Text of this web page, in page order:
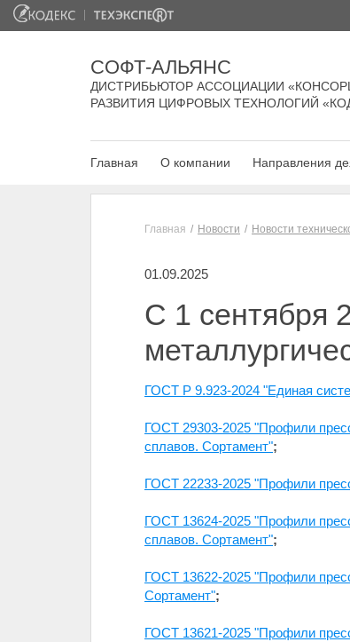
СОФТ-АЛЬЯНС
ДИСТРИБЬЮТОР АССОЦИАЦИИ
РАЗВИТИЯ ЦИФРОВЫХ ТЕХНОЛОГИЙ
Главная О компании Направления
Главная Новости Новости
01.09.2025
С 1 сентября
ГОСТ Р 9.923-2024 "Единая
ГОСТ 29303-2025 "Профили
сплавов. Сортамент";
ГОСТ 22233-2025 "Профили
ГОСТ 13624-2025 "Профили
сплавов. Сортамент";
ГОСТ 13622-2025 "Профили
Сортамент";
ГОСТ 13621-2025 "Профили